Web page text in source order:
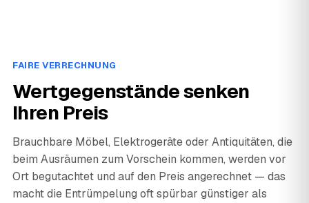
FAIRE VERRECHNUNG
Wertgegenstände senken
Ihren Preis
Brauchbare Möbel, Elektrogeräte oder Antiquitäten, die
beim Ausräumen zum Vorschein kommen, werden vor
Ort begutachtet und auf den Preis angerechnet — das
macht die Entrümpelung oft spürbar günstiger als